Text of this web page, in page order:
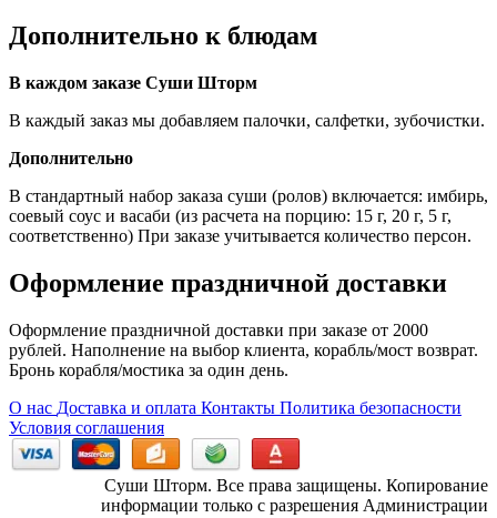
Дополнительно к блюдам
В каждом заказе Суши Шторм
В каждый заказ мы добавляем палочки, салфетки, зубочистки.
Дополнительно
В стандартный набор заказа суши (ролов) включается: имбирь,
соевый соус и васаби (из расчета на порцию: 15 г, 20 г, 5 г,
соответственно) При заказе учитывается количество персон.
Оформление праздничной доставки
Оформление праздничной доставки при заказе от 2000
рублей. Наполнение на выбор клиента, корабль/мост возврат.
Бронь корабля/мостика за один день.
О нас Доставка и оплата Контакты Политика безопасности
Условия соглашения
Суши Шторм. Все права защищены. Копирование
информации только с разрешения Администрации